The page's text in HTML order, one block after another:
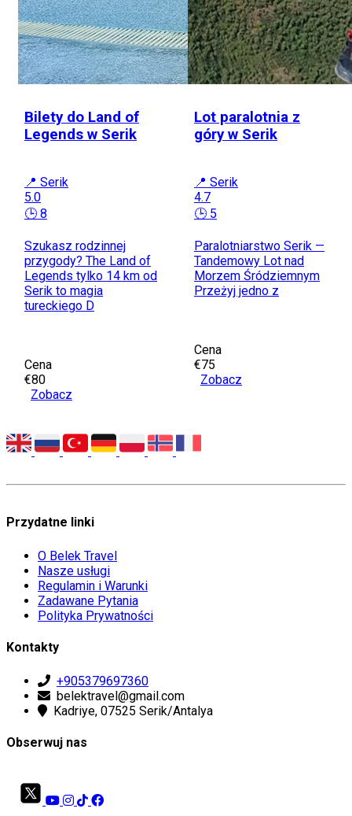
Bilety do Land of
Legends w Serik
📍 Serik
5.0
🕒 8
Szukasz rodzinnej
przygody? The Land of
Legends tylko 14 km od
Serik to magia
tureckiego D
Cena
€80
Zobacz
Lot paralotnia z
góry w Serik
📍 Serik
4.7
🕒 5
Paralotniarstwo Serik —
Tandemowy Lot nad
Morzem Śródziemnym
Przeżyj jedno z
Cena
€75
Zobacz
Przydatne linki
O Belek Travel
Nasze usługi
Regulamin i Warunki
Zadawane Pytania
Polityka Prywatności
Kontakty
+905379697360
belektravel@gmail.com
Kadriye, 07525 Serik/Antalya
Obserwuj nas